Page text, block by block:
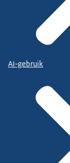
AI-gebruik